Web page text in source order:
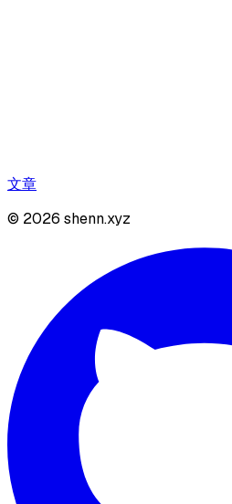
文章
© 2026 shenn.xyz